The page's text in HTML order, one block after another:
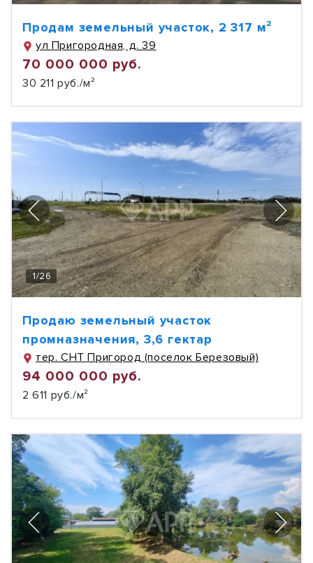
Продам земельный участок, 2 317 м²
ул Пригородная, д. 39
70 000 000 руб.
30 211 руб./м²
1/26
Продаю земельный участок
промназначения, 3,6 гектар
тер. СНТ Пригород (поселок Березовый)
94 000 000 руб.
2 611 руб./м²